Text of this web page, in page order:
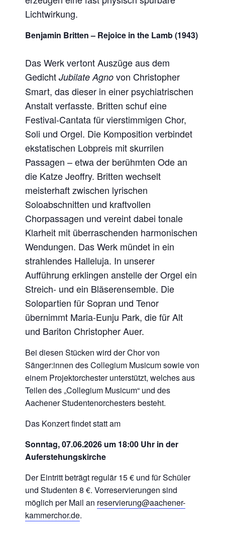
Lichtwirkung.
Benjamin Britten – Rejoice in the Lamb (1943)
Das Werk vertont Auszüge aus dem
GedichtJubilate Agno von Christopher
Smart, das dieser in einer psychiatrischen
Anstalt verfasste. Britten schuf eine
Festival-Cantata für vierstimmigen Chor,
Soli und Orgel. Die Komposition verbindet
ekstatischen Lobpreis mit skurrilen
Passagen – etwa der berühmten Ode an
die Katze Jeoffry. Britten wechselt
meisterhaft zwischen lyrischen
Soloabschnitten und kraftvollen
Chorpassagen und vereint dabei tonale
Klarheit mit überraschenden harmonischen
Wendungen. Das Werk mündet in ein
strahlendes Halleluja. In unserer
Aufführung erklingen anstelle der Orgel ein
Streich- und ein Bläserensemble. Die
Solopartien für Sopran und Tenor
übernimmt Maria-Eunju Park, die für Alt
und Bariton Christopher Auer.
Bei diesen Stücken wird der Chor von
Sänger:innen des Collegium Musicum sowie von
einem Projektorchester unterstützt, welches aus
Teilen des „Collegium Musicum“ und des
Aachener Studentenorchesters besteht.
Das Konzert findet statt am
Sonntag, 07.06.2026 um 18:00 Uhr in der
Auferstehungskirche
Der Eintritt beträgt regulär 15 € und für Schüler
und Studenten 8 €. Vorreservierungen sind
möglich per Mail an reservierung@aachener-
kammerchor.de.